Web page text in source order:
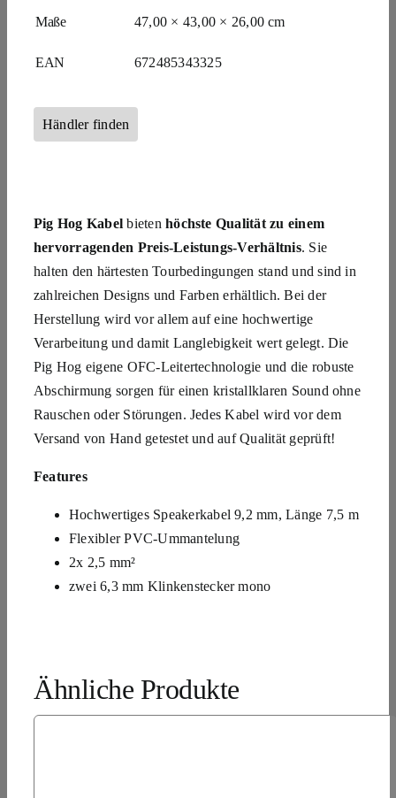
Maße 47,00 × 43,00 × 26,00 cm
EAN 672485343325
Händler finden
Pig Hog Kabel bietenhöchste Qualität zu einem
hervorragenden Preis-Leistungs-Verhältnis. Sie
halten den härtesten Tourbedingungen stand und sind in
zahlreichen Designs und Farben erhältlich. Bei der
Herstellung wird vor allem auf eine hochwertige
Verarbeitung und damit Langlebigkeit wert gelegt. Die
Pig Hog eigene OFC-Leitertechnologie und die robuste
Abschirmung sorgen für einen kristallklaren Sound ohne
Rauschen oder Störungen. Jedes Kabel wird vor dem
Versand von Hand getestet und auf Qualität geprüft!
Features
Hochwertiges Speakerkabel 9,2 mm, Länge 7,5 m
Flexibler PVC-Ummantelung
2x 2,5 mm²
zwei 6,3 mm Klinkenstecker mono
Ähnliche Produkte